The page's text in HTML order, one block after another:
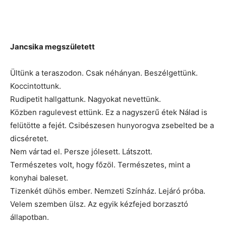
Jancsika megszületett
Ültünk a teraszodon. Csak néhányan. Beszélgettünk.
Koccintottunk.
Rudipetit hallgattunk. Nagyokat nevettünk.
Közben ragulevest ettünk. Ez a nagyszerű étek Nálad is
felütötte a fejét. Csibészesen hunyorogva zsebelted be a
dicséretet.
Nem vártad el. Persze jólesett. Látszott.
Természetes volt, hogy főzöl. Természetes, mint a
konyhai baleset.
Tizenkét dühös ember. Nemzeti Színház. Lejáró próba.
Velem szemben ülsz. Az egyik kézfejed borzasztó
állapotban.